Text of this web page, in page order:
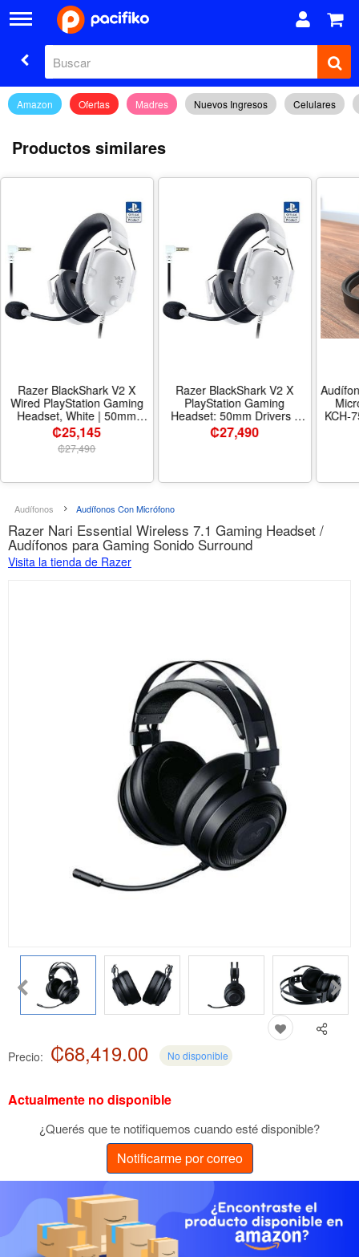
Amazon Ofertas Madres Nuevos Ingresos Celulares
Productos similares
Razer BlackShark V2 X
Wired PlayStation Gaming
Headset, White | 50mm
Drivers, Cardioid Mic,
Lightweight, Comfortable
Noise Isolating Earcups, For
Switch, 3.5 mm Jack - Color
(Pack of 1) - Estilo
₡25,145
₡27,490
Razer BlackShark V2 X
PlayStation Gaming
Headset: 50mm Drivers -
Cardioid Mic - Lightweight -
Comfortable, Noise Isolating
mm Audio Jack - White -
₡27,490
KCH-
Audífonos Audífonos Con Micrófono
Razer Nari Essential Wireless 7.1 Gaming Headset /
Audífonos para Gaming Sonido Surround
Visita la tienda de Razer
Precio: ₡68,419.00 No disponible
Actualmente no disponible
¿Querés que te notifiquemos cuando esté disponible?
Notificarme por correo